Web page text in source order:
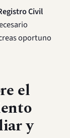
Civil
oportuno
el
y